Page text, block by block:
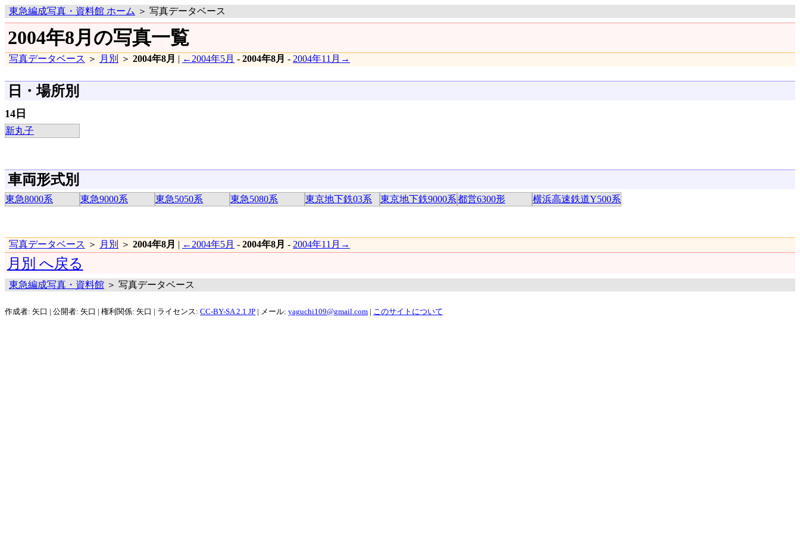
東急編成写真・資料館 ホーム ＞ 写真データベース
2004年8月の写真一覧
写真データベース ＞ 月別 ＞ 2004年8月 | ←2004年5月 - 2004年8月 - 2004年11月→
日・場所別
14日
新丸子
車両形式別
東急8000系 東急9000系 東急5050系 東急5080系 東京地下鉄03系 東京地下鉄9000系都営6300形 横浜高速鉄道Y500系
写真データベース ＞ 月別 ＞ 2004年8月 | ←2004年5月 - 2004年8月 - 2004年11月→
月別 へ戻る
東急編成写真・資料館 ＞ 写真データベース
作成者: 矢口 | 公開者: 矢口 | 権利関係: 矢口 | ライセンス: CC-BY-SA 2.1 JP | メール: yaguchi109@gmail.com | このサイトについて